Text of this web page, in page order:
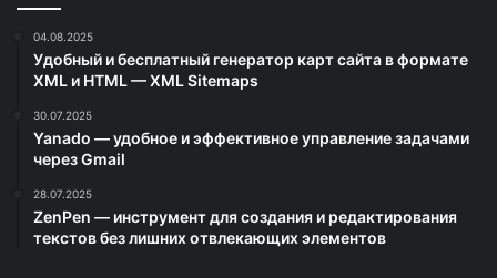
04.08.2025
Удобный и бесплатный генератор карт сайта в формате
XML и HTML — XML Sitemaps
30.07.2025
Yanado — удобное и эффективное управление задачами
через Gmail
28.07.2025
ZenPen — инструмент для создания и редактирования
текстов без лишних отвлекающих элементов